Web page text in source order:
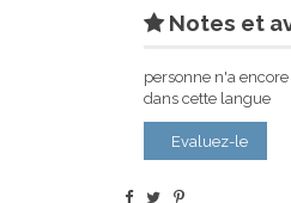
Notes et
personne n'a
dans cette langue
Evaluez-le